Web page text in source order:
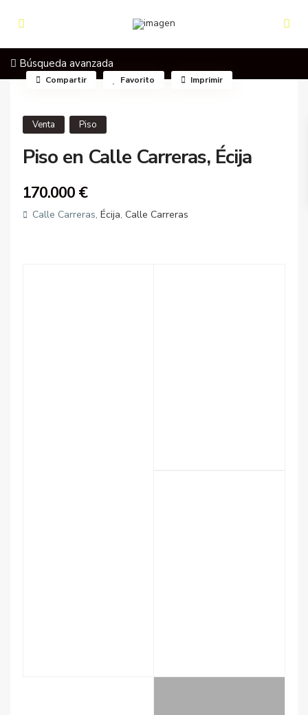
Búsqueda avanzada
Venta Piso
Piso en Calle Carreras, Écija
170.000 €
Calle Carreras,Écija,Calle Carreras
Compartir Favorito Imprimir